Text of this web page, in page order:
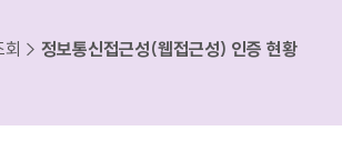
회 > 정보통신접근성(웹접근성) 인증 현황